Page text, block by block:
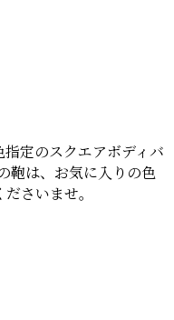
定のスクエアボディバ
鞄は、お気に入りの色
さいませ。